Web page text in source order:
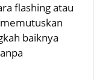
flashing atau
baiknya